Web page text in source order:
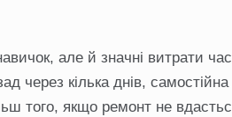
але й значні витрати
через кілька днів,
того, якщо ремонт не